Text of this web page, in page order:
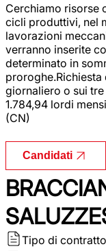
Cerchiamo risorse
cicli produttivi, nel
lavorazioni
verranno inserite
determinato in
giornaliero o sui
1.784,94 lordi
(CN)
Candidati
Tipo di contratto